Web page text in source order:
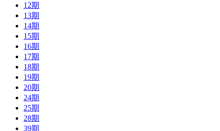
12期
13期
14期
15期
16期
17期
18期
19期
20期
24期
25期
28期
39期